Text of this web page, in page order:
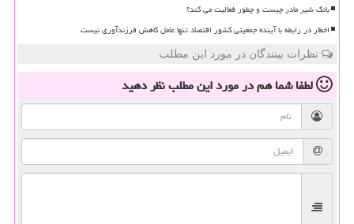
بانک شیر مادر چیست و چطور فعالیت می کند؟
اخطار در رابطه با آینده جمعیتی کشور اقتصاد تنها عامل کاهش فرزندآوری نیست
نظرات بینندگان در مورد این مطلب
لطفا شما همدر مورد این مطلبنظر دهید